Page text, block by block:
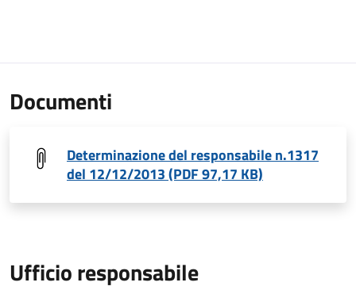
Documenti
Determinazione del responsabile n.1317
del 12/12/2013 (PDF 97,17 KB)
Ufficio responsabile